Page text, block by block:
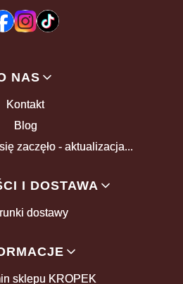
NAS
Kontakt
Blog
zaczęło - aktualizacja...
I DOSTAWA
dostawy
sklepu KROPEK